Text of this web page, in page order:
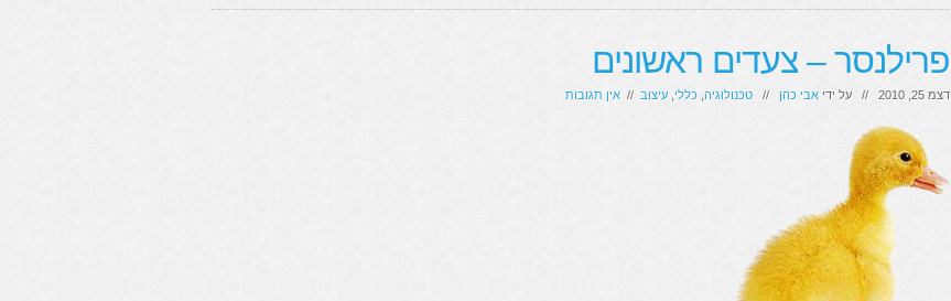
פרילנסר – צעדים ראשונים
דצמ 25, 2010 // על ידי אבי כהן // טכנולוגיה כללי עיצוב // אין תגובות